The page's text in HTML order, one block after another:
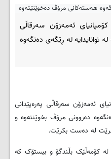
ئه‌مه‌زۆن سه‌رقاڵی
توانایدایه‌ له ‌ڕێگه‌ی ده‌نگه‌وه‌
ئه‌مه‌زۆن سه‌رقاڵی په‌ره‌پێدانی
ده‌روونی مرۆڤ بخوێنته‌وه و‌
له ‌ده‌ست بکرێت.
له‌ کۆمه‌ڵێک بڵندگۆ و بیستۆک که‌